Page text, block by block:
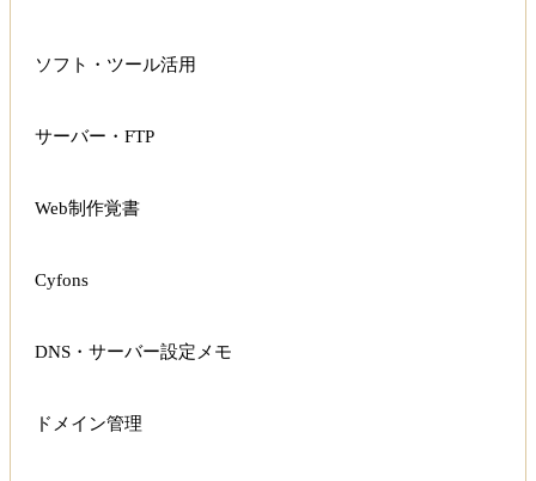
ソフト・ツール活用
サーバー・FTP
Web制作覚書
Cyfons
DNS・サーバー設定メモ
ドメイン管理